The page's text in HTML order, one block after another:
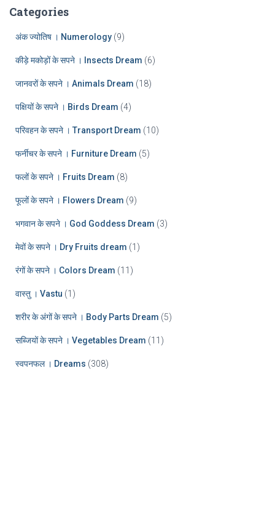
h
Categories
अंक ज्योतिष । Numerology (9)
कीड़े मकोड़ों के सपने । Insects Dream (6)
जानवरों के सपने । Animals Dream (18)
पक्षियों के सपने । Birds Dream (4)
परिवहन के सपने । Transport Dream (10)
फर्नीचर के सपने । Furniture Dream (5)
फलों के सपने । Fruits Dream (8)
फूलों के सपने । Flowers Dream (9)
भगवान के सपने । God Goddess Dream (3)
मेवों के सपने । Dry Fruits dream (1)
रंगों के सपने । Colors Dream (11)
वास्तु । Vastu (1)
शरीर के अंगों के सपने । Body Parts Dream (5)
सब्जियों के सपने । Vegetables Dream (11)
स्वपनफल । Dreams (308)